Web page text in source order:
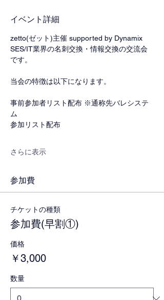
イベント詳細
zetto(ゼット)主催 supported by Dynamix
SES/IT業界の名刺交換・情報交換の交流会
です。
当会の特徴は以下になります。
事前参加者リスト配布 ※通称先バレシステ
ム
参加リスト配布
さらに表示
参加費
チケットの種類
参加費(早割①)
価格
￥3,000
数量